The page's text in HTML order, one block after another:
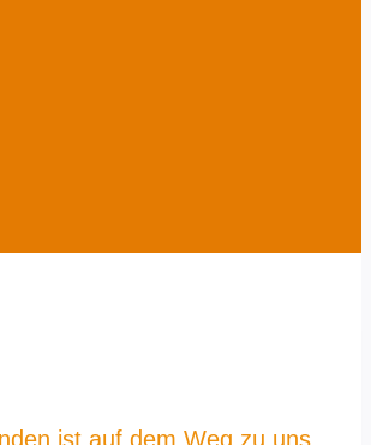
ist auf dem Weg zu uns.